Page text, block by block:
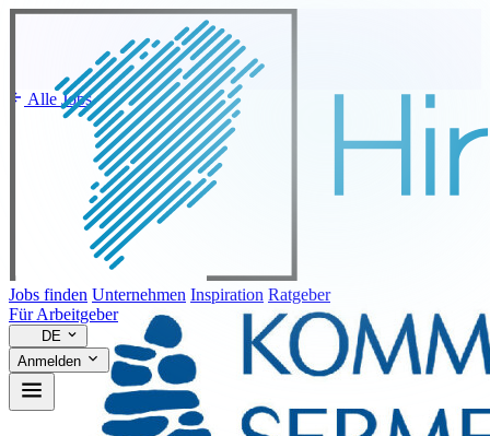
Jobs finden Unternehmen Inspiration Ratgeber
Für Arbeitgeber
DE
Anmelden
Alle Jobs